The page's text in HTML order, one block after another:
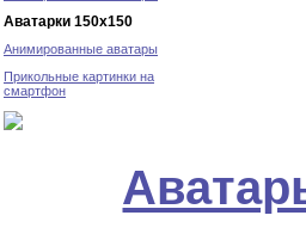
Аватарки 150х150
Анимированные аватары
Прикольные картинки на
смартфон